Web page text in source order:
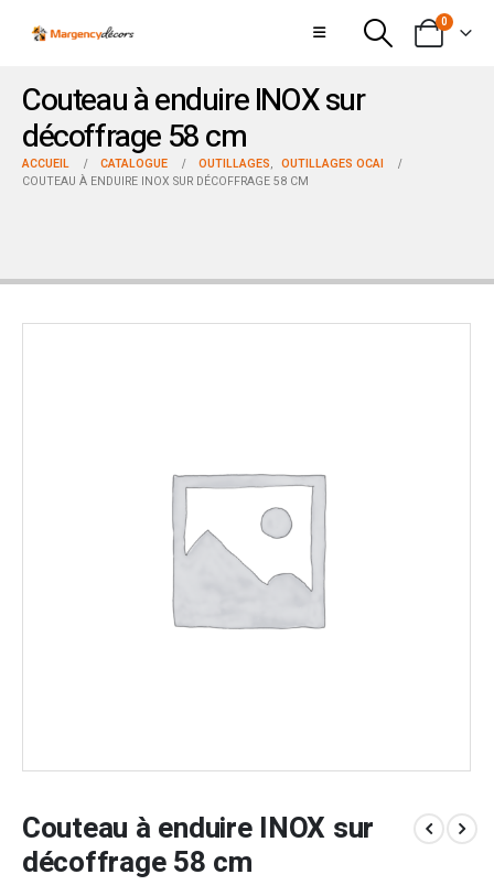
0
Couteau à enduire INOX sur
décoffrage 58 cm
ACCUEIL CATALOGUE OUTILLAGES, OUTILLAGES OCAI
COUTEAU À ENDUIRE INOX SUR DÉCOFFRAGE 58 CM
Couteau à enduire INOX sur
décoffrage 58 cm